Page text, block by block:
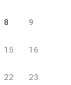
8 9
15 16
22 23